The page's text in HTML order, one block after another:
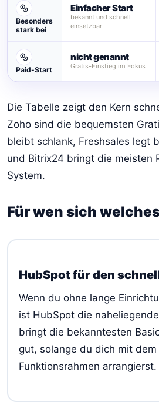
Besonders
stark bei
Einfacher Start
bekannt und schnell
einsetzbar
Paid-Start
nicht genannt
Gratis-Einstieg im Fokus
Die Tabelle zeigt den Kern
Zoho sind die bequemsten
bleibt schlank, Freshsales legt
und Bitrix24 bringt die meisten
System.
Für wen sich
HubSpot für den
Wenn du ohne lange
ist HubSpot die
bringt die bekanntesten
gut, solange du dich mit
Funktionsrahmen arrangierst.